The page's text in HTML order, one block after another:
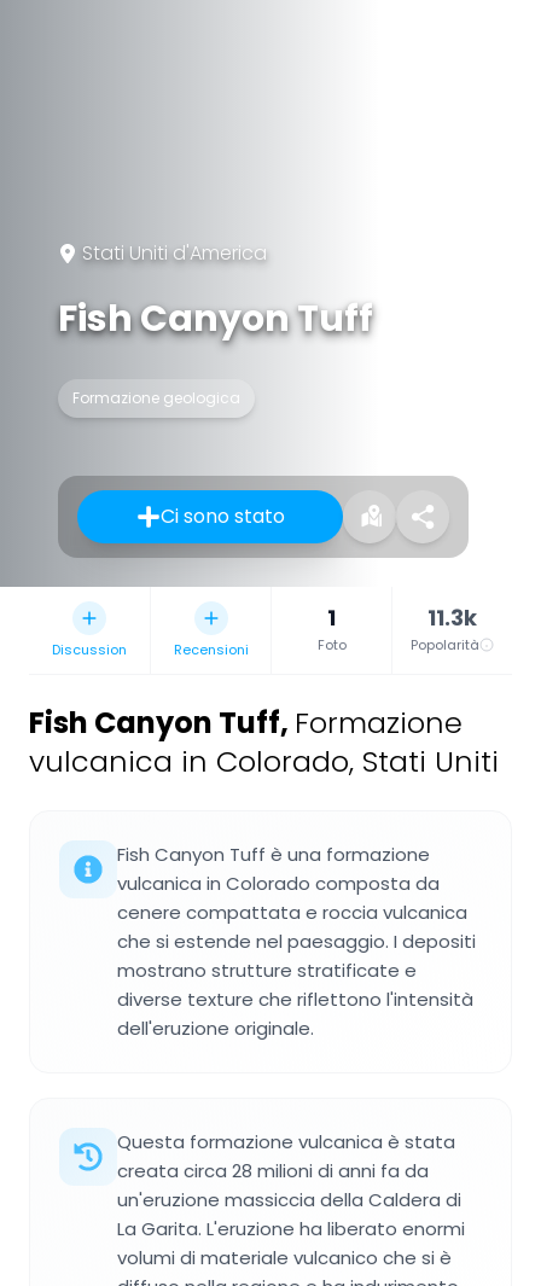
Stati Uniti d'America
Fish Canyon Tuff
Formazione geologica
Ci sono stato
Discussion Recensioni
1
Foto
11.3k
Popolarità
Fish Canyon Tuff, Formazione
vulcanica in Colorado, Stati Uniti
Fish Canyon Tuff è una formazione
vulcanica in Colorado composta da
cenere compattata e roccia vulcanica
che si estende nel paesaggio. I depositi
mostrano strutture stratificate e
diverse texture che riflettono l'intensità
dell'eruzione originale.
Questa formazione vulcanica è stata
creata circa 28 milioni di anni fa da
un'eruzione massiccia della Caldera di
La Garita. L'eruzione ha liberato enormi
volumi di materiale vulcanico che si è